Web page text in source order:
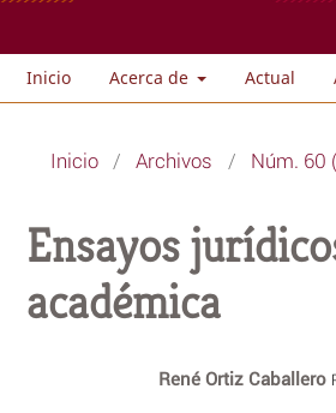
Inicio Acerca de Actual
Inicio / Archivos / Núm. 60
Ensayos
académica
René Ortiz Caballero